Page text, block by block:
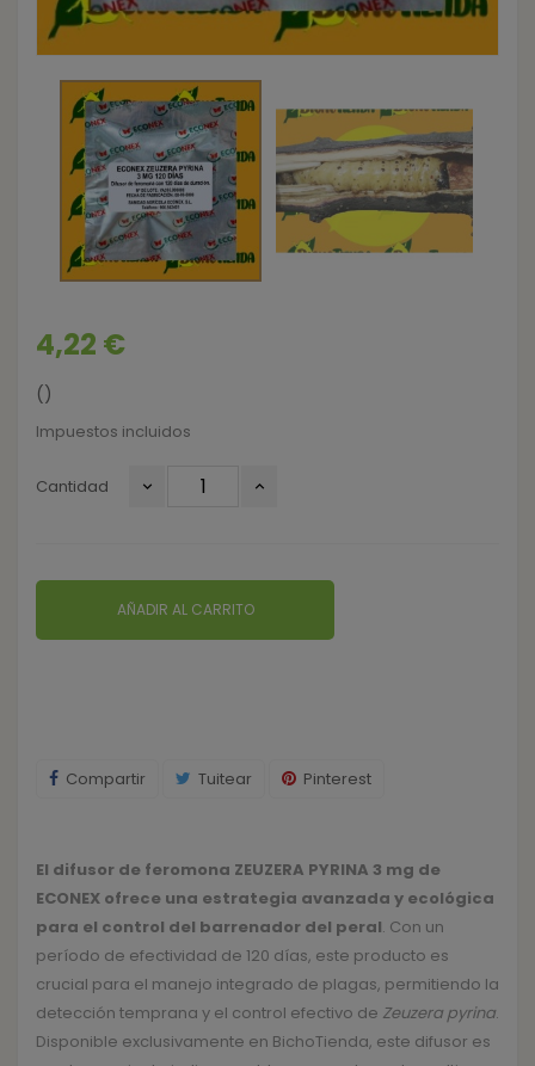
4,22 €
()
Impuestos incluidos
Cantidad
AÑADIR AL CARRITO
Compartir Tuitear Pinterest
El difusor de feromona ZEUZERA PYRINA 3 mg de
ECONEX ofrece una estrategia avanzada y ecológica
para el control del barrenador del peral. Con un
período de efectividad de 120 días, este producto es
crucial para el manejo integrado de plagas, permitiendo la
detección temprana y el control efectivo de Zeuzera pyrina.
Disponible exclusivamente en BichoTienda, este difusor es